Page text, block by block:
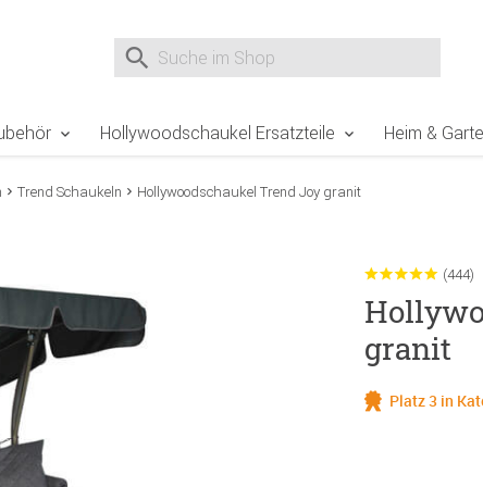
Suche nach
Hollywoodschaukel Ersatzteile Heim &
Trend Schaukeln Hollywoodschaukel Trend Joy granit
(444)
granit
Platz 3 in